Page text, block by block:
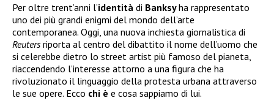
Per oltre trent’anni l’identità di Banksyha rappresentato
uno dei più grandi enigmi del mondo dell’arte
contemporanea. Oggi, una nuova inchiesta giornalistica di
Reutersriporta al centro del dibattito il nome dell’uomo che
si celerebbe dietro lo street artist più famoso del pianeta,
riaccendendo l’interesse attorno a una figura che ha
rivoluzionato il linguaggio della protesta urbana attraverso
le sue opere. Ecco chi è e cosa sappiamo di lui.